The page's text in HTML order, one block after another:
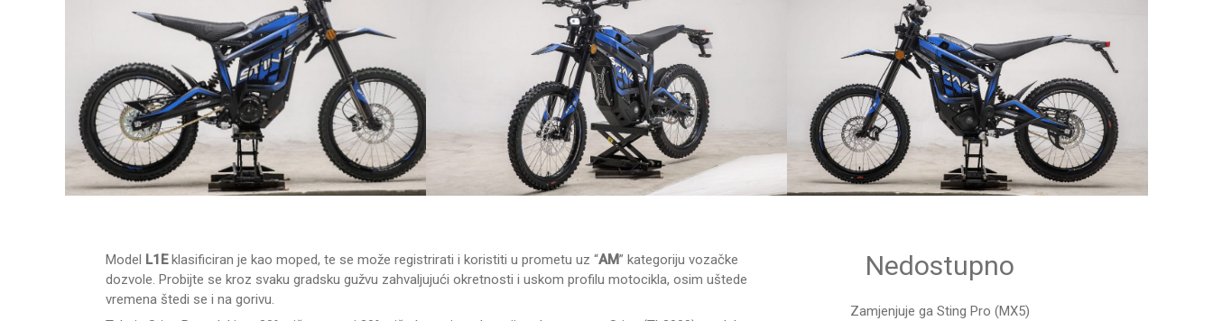
Model L1Eklasificiran je kao moped, te se može registrirati i koristiti u prometu uz “AM” kategoriju vozačke
dozvole. Probijte se kroz svaku gradsku gužvu zahvaljujući okretnosti i uskom profilu motocikla, osim uštede
vremena štedi se i na gorivu.
Nedostupno
Zamjenjuje ga Sting Pro (MX5)